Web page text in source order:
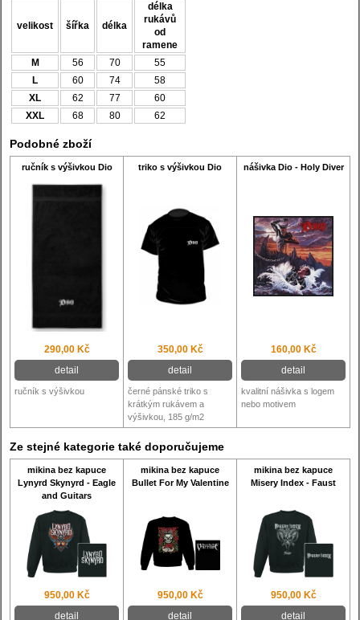
velikost šířka délka
délka
rukávů
od
ramene
M
56 70
55
L
60 74
58
XL
62 77
60
XXL
68 80 62
Podobné zboží
ručník s výšivkou Dio triko s výšivkou Dio nášivka Dio - Holy Diver
290,00 Kč
detail
350,00 Kč
detail
160,00 Kč
detail
ručník s výšivkou
černé pánské triko s
krátkým rukávem a
výšivkou, 185 g/m2
kvalitní nášivka s logem
nebo motivem
Ze stejné kategorie také doporučujeme
mikina bez kapuce
Lynyrd Skynyrd - Eagle
and Guitars
mikina bez kapuce
Bullet For My Valentine
mikina bez kapuce
Misery Index - Faust
950,00 Kč
detail
950,00 Kč
detail
950,00 Kč
detail